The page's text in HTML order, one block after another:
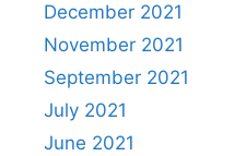
December 2021
November 2021
September 2021
July 2021
June 2021